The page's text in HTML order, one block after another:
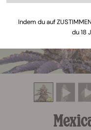
Indem du auf
du 18